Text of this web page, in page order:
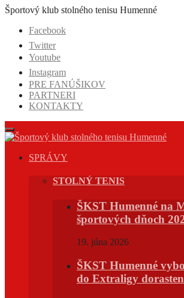
Prejsť
obsah
Športový klub stolného tenisu Humenné
Facebook
Twitter
Youtube
Instagram
PRE FANÚŠIKOV
PARTNERI
KONTAKTY
SPRÁVY
STOLNÝ TENIS
ŠKST Humenné na
športových dňoch
19. júna 2026
ŠKST Humenné
do Extraligy